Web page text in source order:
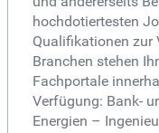
hochdotiertesten
Qualifikationen zur
Branchen stehen
Fachportale
Verfügung: Bank-
Energien –